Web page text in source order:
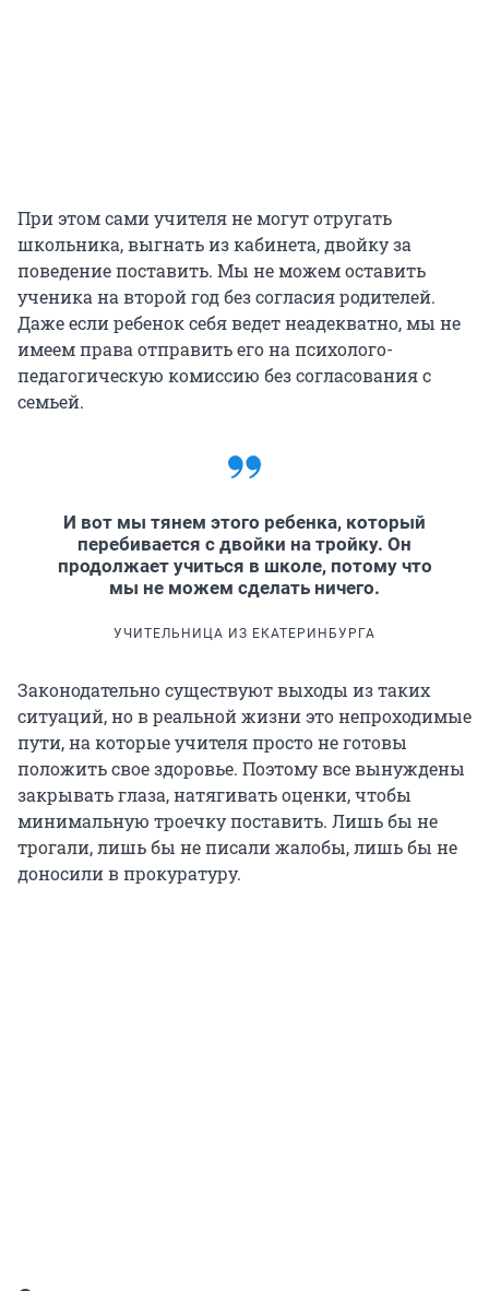
При этом сами учителя не могут отругать
школьника, выгнать из кабинета, двойку за
поведение поставить. Мы не можем оставить
ученика на второй год без согласия родителей.
Даже если ребенок себя ведет неадекватно, мы не
имеем права отправить его на психолого-
педагогическую комиссию без согласования с
семьей.
И вот мы тянем этого ребенка, который
перебивается с двойки на тройку. Он
продолжает учиться в школе, потому что
мы не можем сделать ничего.
УЧИТЕЛЬНИЦА ИЗ ЕКАТЕРИНБУРГА
Законодательно существуют выходы из таких
ситуаций, но в реальной жизни это непроходимые
пути, на которые учителя просто не готовы
положить свое здоровье. Поэтому все вынуждены
закрывать глаза, натягивать оценки, чтобы
минимальную троечку поставить. Лишь бы не
трогали, лишь бы не писали жалобы, лишь бы не
доносили в прокуратуру.